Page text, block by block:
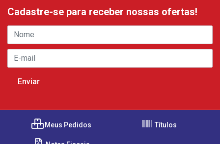
Cadastre-se para receber nossas ofertas!
Meus Pedidos Títulos